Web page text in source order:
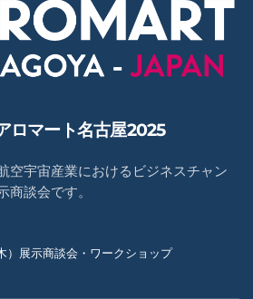
ロマート名古屋2025
空宇宙産業におけるビジネスチャン
談会です。
展示商談会・ワークショップ